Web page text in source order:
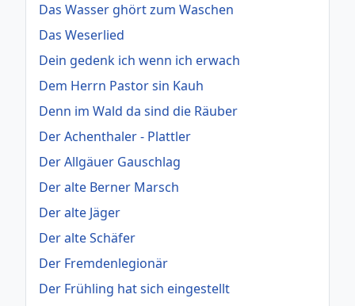
Das Wasser ghört zum Waschen
Das Weserlied
Dein gedenk ich wenn ich erwach
Dem Herrn Pastor sin Kauh
Denn im Wald da sind die Räuber
Der Achenthaler - Plattler
Der Allgäuer Gauschlag
Der alte Berner Marsch
Der alte Jäger
Der alte Schäfer
Der Fremdenlegionär
Der Frühling hat sich eingestellt